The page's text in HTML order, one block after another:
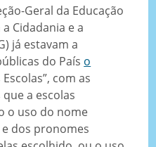
Geral da Educação
Cidadania e a
já estavam a
do País o
com as
a escolas
o uso do nome
dos pronomes